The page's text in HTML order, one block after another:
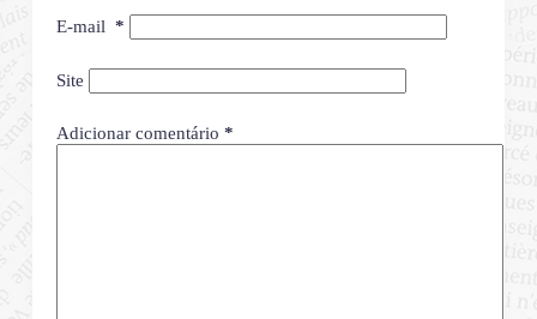
E-mail *
Site
Adicionar comentário *